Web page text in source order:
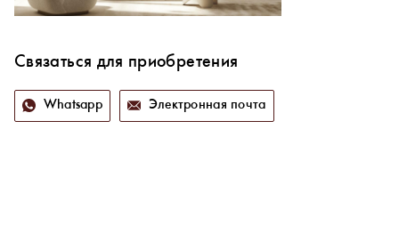
Связаться для приобретения
Whatsapp Электронная почта